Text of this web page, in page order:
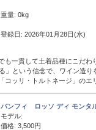
重量: 0kg
登録日: 2026年01月28日(水)
も一貫して土着品種にこだ
」という信念で、ワイン造
コッリ・トルトネージ」のエ
バンフィ ロッソ ディ モンタ
モデル:
価格: 3,500円